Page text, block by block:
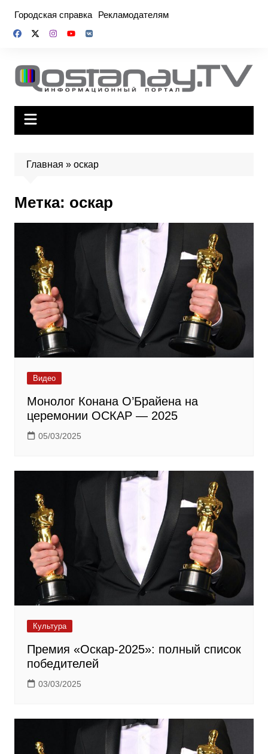
содержимому
Городская справка Рекламодателям
Главная » оскар
Метка: оскар
Видео
Монолог Конана О’Брайена на
церемонии ОСКАР — 2025
05/03/2025
Культура
Премия «Оскар-2025»: полный список
победителей
03/03/2025